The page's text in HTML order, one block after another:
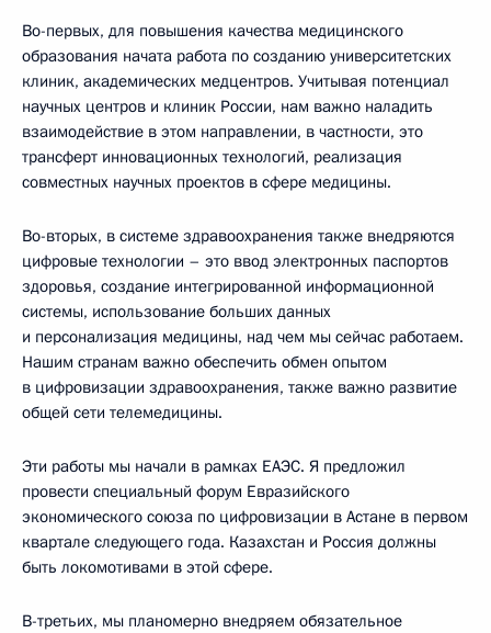
Во-первых, для повышения качества медицинского
образования начата работа по созданию университетских
клиник, академических медцентров. Учитывая потенциал
научных центров и клиник России, нам важно наладить
взаимодействие в этом направлении, в частности, это
трансферт инновационных технологий, реализация
совместных научных проектов в сфере медицины.
Во-вторых, в системе здравоохранения также внедряются
цифровые технологии – это ввод электронных паспортов
здоровья, создание интегрированной информационной
системы, использование больших данных
и персонализация медицины, над чем мы сейчас работаем.
Нашим странам важно обеспечить обмен опытом
в цифровизации здравоохранения, также важно развитие
общей сети телемедицины.
Эти работы мы начали в рамках ЕАЭС. Я предложил
провести специальный форум Евразийского
экономического союза по цифровизации в Астане в первом
квартале следующего года. Казахстан и Россия должны
быть локомотивами в этой сфере.
В-третьих, мы планомерно внедряем обязательное